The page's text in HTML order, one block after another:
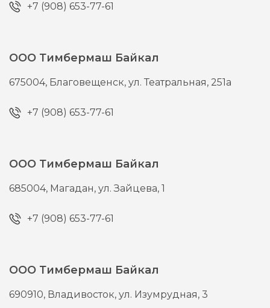
+7 (908) 653-77-61
ООО Тимбермаш Байкал
675004, Благовещенск,ул. Театральная, 251а
+7 (908) 653-77-61
ООО Тимбермаш Байкал
685004, Магадан,ул. Зайцева, 1
+7 (908) 653-77-61
ООО Тимбермаш Байкал
690910, Владивосток,ул. Изумрудная, 3